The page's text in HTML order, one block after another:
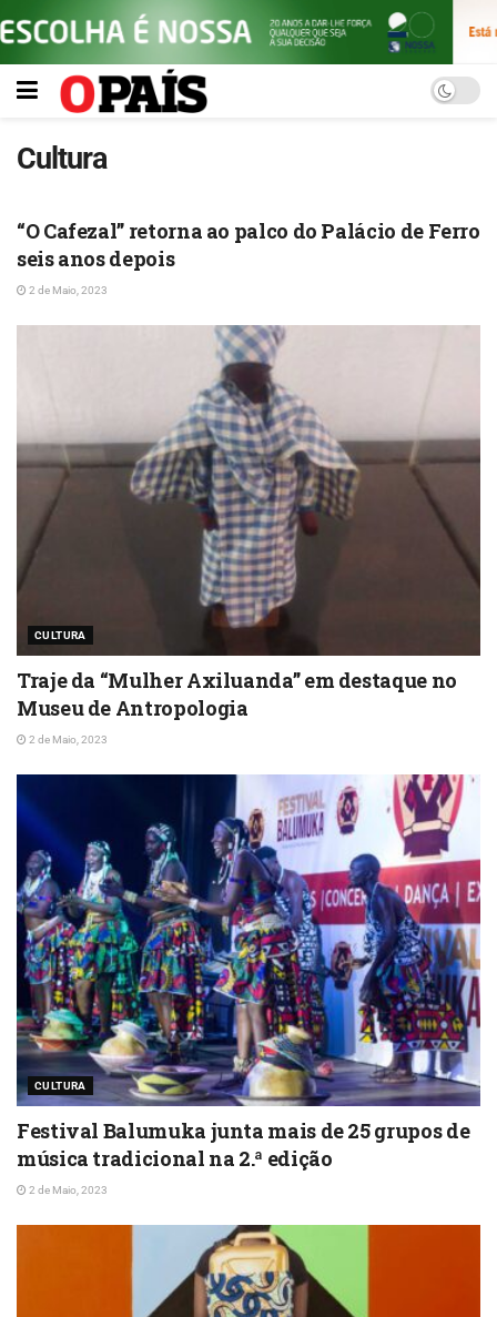
Cultura
“O Cafezal” retorna ao palco do Palácio de Ferro
seis anos depois
2 de Maio, 2023
CULTURA
Traje da “Mulher Axiluanda” em destaque no
Museu de Antropologia
2 de Maio, 2023
CULTURA
Festival Balumuka junta mais de 25 grupos de
música tradicional na 2.ª edição
2 de Maio, 2023